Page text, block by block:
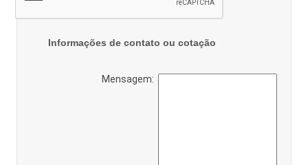
Informações de contato ou cotação
Mensagem: